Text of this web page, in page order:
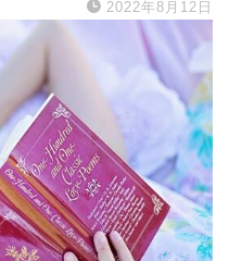
2022年8月12日